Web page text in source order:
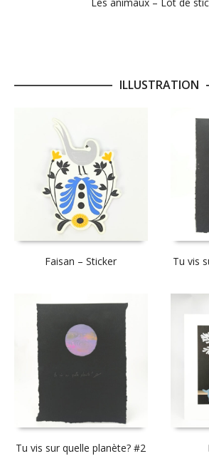
ILLUSTRATION
Faisan – Sticker Tu vis
Tu vis sur quelle planète? #2